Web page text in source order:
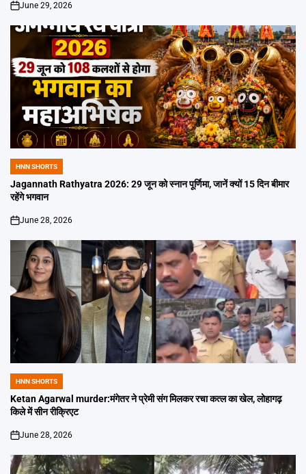
on
June 29, 2026
POSTED
IN
HNN SHORTS
Jagannath Rathyatra 2026: 29 जून को स्नान पूर्णिमा, जानें क्यों 15 दिन बीमार
रहेंगे भगवान
on
June 28, 2026
POSTED
IN
HNN SHORTS
Ketan Agarwal murder:मंगेतर ने प्रेमी संग मिलकर रचा कत्ल का खेल, लोहागढ़
किले में सीन रीक्रिएट
on
June 28, 2026